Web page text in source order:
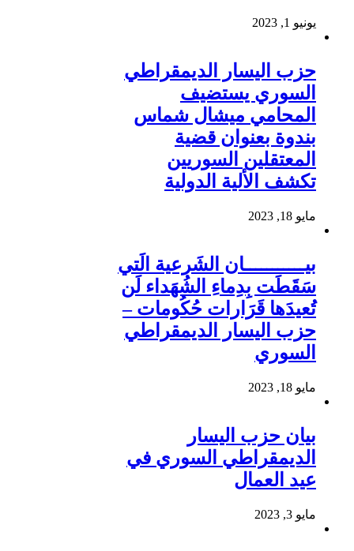
يونيو 1, 2023
حزب اليسار الديمقراطي
السوري يستضيف
المحامي ميشال شماس
بندوة بعنوان قضية
المعتقلين السوريين
تكشف الألية الدولية
مايو 18, 2023
بيـــــــــــان الشَرعية الَتي
سَقَطَت بِدِماءِ الشُهَداء لَن
تُعيدَها قَرَارات حُكُومات –
حزب اليسار الديمقراطي
السوري
مايو 18, 2023
بيان حزب اليسار
الديمقراطي السوري في
عيد العمال
مايو 3, 2023